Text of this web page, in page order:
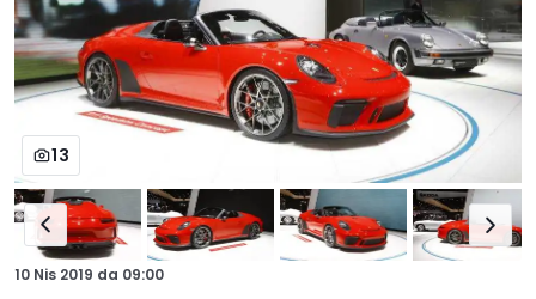
13
10 Nis 2019 da 09:00